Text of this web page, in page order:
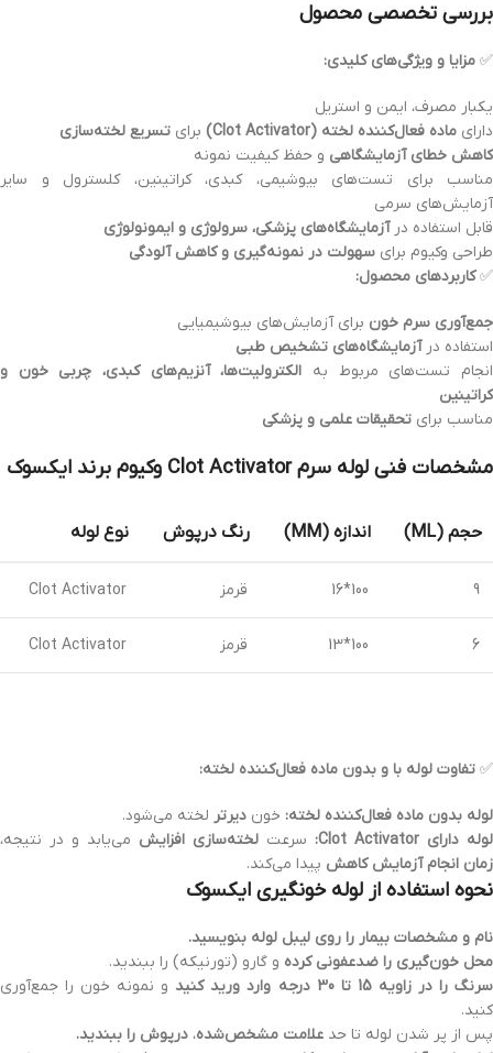
بررسی تخصصی محصول
✅ مزایا و ویژگی‌های کلیدی:
یکبار مصرف، ایمن و استریل
دارای ماده فعال‌کننده لخته (Clot Activator) برای تسریع لخته‌سازی
کاهش خطای آزمایشگاهی و حفظ کیفیت نمونه
مناسب برای تست‌های بیوشیمی، کبدی، کراتینین، کلسترول و سایر
آزمایش‌های سرمی
قابل استفاده درآزمایشگاه‌های پزشکی، سرولوژی و ایمونولوژی
طراحی وکیوم برای سهولت در نمونه‌گیری و کاهش آلودگی
✅کاربردهای محصول:
جمع‌آوری سرم خون برای آزمایش‌های بیوشیمیایی
استفاده درآزمایشگاه‌های تشخیص طبی
انجام تست‌های مربوط به الکترولیت‌ها، آنزیم‌های کبدی، چربی خون و
کراتینین
مناسب برای تحقیقات علمی و پزشکی
مشخصات فنی لوله سرم Clot Activator وکیوم برند ایکسوک
حجم (ML) اندازه (MM) رنگ درپوش نوع لوله
9
100*16 قرمز Clot Activator
6
100*13 قرمز Clot Activator
✅ تفاوت لوله با و بدون ماده فعال‌کننده لخته:
لوله بدون ماده فعال‌کننده لخته: خون دیرتر لخته می‌شود.
لوله دارای Clot Activator:
سرعت لخته‌سازی افزایش می‌یابد و در نتیجه،
زمان انجام آزمایش کاهش پیدا می‌کند.
نحوه استفاده از لوله خونگیری ایکسوک
نام و مشخصات بیمار را روی لیبل لوله بنویسید.
محل خون‌گیری را ضدعفونی کرده و گارو (تورنیکه) را ببندید.
سرنگ را در زاویه 15 تا 30 درجه وارد ورید کنید
و نمونه خون را جمع‌آوری
کنید.
پس از پر شدن لوله تا حد علامت مشخص‌شده، درپوش را ببندید.